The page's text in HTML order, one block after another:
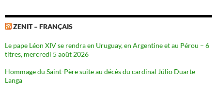
ZENIT – FRANÇAIS
Le pape Léon XIV se rendra en Uruguay, en Argentine et au Pérou – 6
titres, mercredi 5 août 2026
Hommage du Saint-Père suite au décès du cardinal Júlio Duarte
Langa